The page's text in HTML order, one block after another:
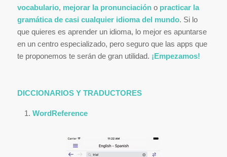
vocabulario, mejorar la pronunciacióno practicar la
gramática de casi cualquier idioma del mundo. Si lo
que quieres es aprender un idioma, lo mejor es apuntarse
en un centro especializado, pero seguro que las apps que
te proponemos te serán de gran utilidad. ¡Empezamos!
DICCIONARIOS Y TRADUCTORES
WordReference